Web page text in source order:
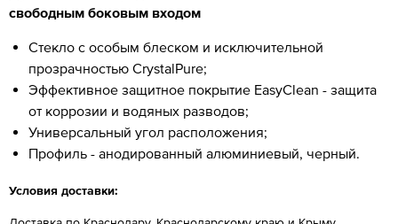
свободным боковым входом
Стекло с особым блеском и исключительной
прозрачностью CrystalPure;
Эффективное защитное покрытие EasyClean - защита
от коррозии и водяных разводов;
Универсальный угол расположения;
Профиль - анодированный алюминиевый, черный.
Условия доставки: